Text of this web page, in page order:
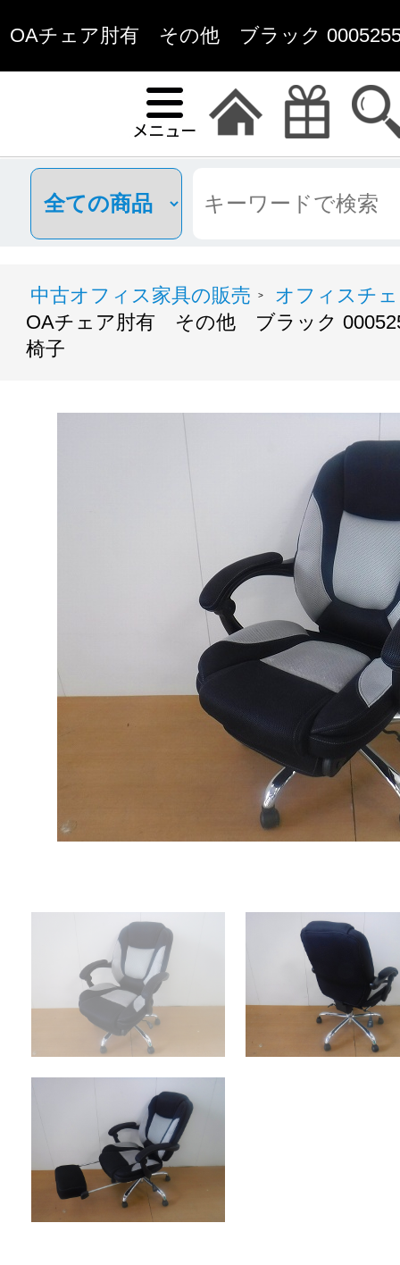
OAチェア肘有 その他 ブラック
子 | 中古オフィス
中古オフィス家具の販売 >
オフィスチ
OAチェア肘有 その他 ブラック
椅子